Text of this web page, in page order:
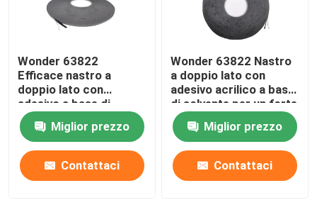
Wonder 63822
Efficace nastro a
doppio lato con
adesivo a base di
solventi per
applicazioni versatili
Miglior prezzo
Contattaci
Wonder 63822 Nastro
a doppio lato con
adesivo acrilico a base
di solvente per un forte
legame
Miglior prezzo
Contattaci